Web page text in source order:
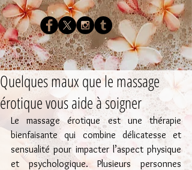
Quelques maux que le massage
érotique vous aide à soigner
Le massage érotique est une thérapie
bienfaisante qui combine délicatesse et
sensualité pour impacter l’aspect physique
et psychologique. Plusieurs personnes